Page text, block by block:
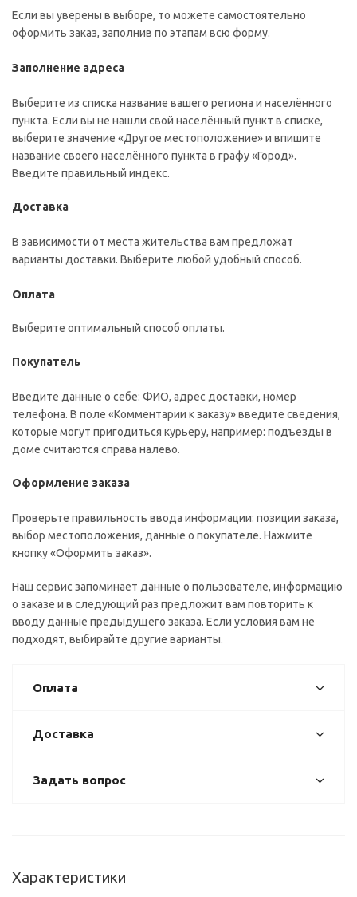
Если вы уверены в выборе, то можете самостоятельно
оформить заказ, заполнив по этапам всю форму.
Заполнение адреса
Выберите из списка название вашего региона и населённого
пункта. Если вы не нашли свой населённый пункт в списке,
выберите значение «Другое местоположение» и впишите
название своего населённого пункта в графу «Город».
Введите правильный индекс.
Доставка
В зависимости от места жительства вам предложат
варианты доставки. Выберите любой удобный способ.
Оплата
Выберите оптимальный способ оплаты.
Покупатель
Введите данные о себе: ФИО, адрес доставки, номер
телефона. В поле «Комментарии к заказу» введите сведения,
которые могут пригодиться курьеру, например: подъезды в
доме считаются справа налево.
Оформление заказа
Проверьте правильность ввода информации: позиции заказа,
выбор местоположения, данные о покупателе. Нажмите
кнопку «Оформить заказ».
Наш сервис запоминает данные о пользователе, информацию
о заказе и в следующий раз предложит вам повторить к
вводу данные предыдущего заказа. Если условия вам не
подходят, выбирайте другие варианты.
Оплата
Доставка
Задать вопрос
Характеристики